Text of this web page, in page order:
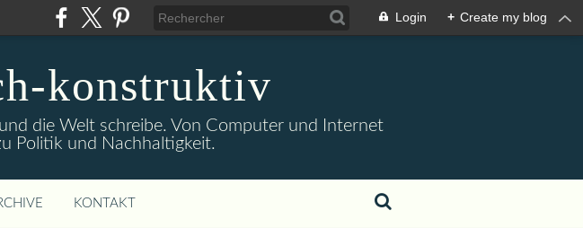
Login + Create my blog
konstruktiv
die Welt schreibe. Von Computer und Internet
Politik und Nachhaltigkeit.
KONTAKT